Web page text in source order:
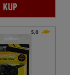
KUP
5,0